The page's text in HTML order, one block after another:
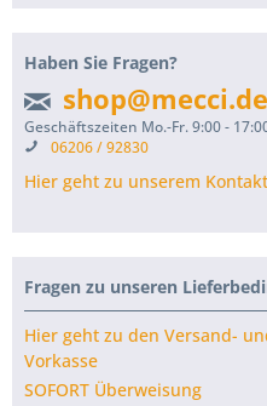
Haben Sie Fragen?
shop@mecci.de
Geschäftszeiten Mo.-Fr. 9:00 -
06206 / 92830
Hier geht zu unserem
Fragen zu unseren
Hier geht zu den Versand-
Vorkasse
SOFORT Überweisung